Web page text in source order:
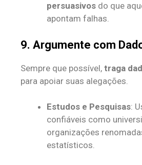
persuasivos do que
apontam falhas.
9. Argumente com
Sempre que possível, traga
para apoiar suas alegações.
Estudos e Pesquisas:
confiáveis como
organizações
estatísticos.